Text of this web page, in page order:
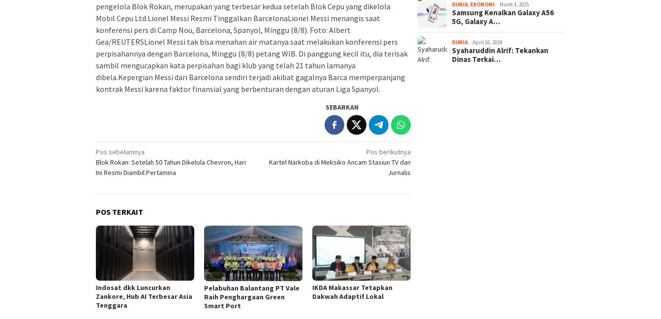
pengelola Blok Rokan, merupakan yang terbesar kedua setelah Blok Cepu yang dikelola
Mobil Cepu Ltd.Lionel Messi Resmi Tinggalkan BarcelonaLionel Messi menangis saat
konferensi pers di Camp Nou, Barcelona, Spanyol, Minggu (8/8). Foto: Albert
Gea/REUTERSLionel Messi tak bisa menahan air matanya saat melakukan konferensi pers
perpisahannya dengan Barcelona, Minggu (8/8) petang WIB. Di panggung kecil itu, dia terisak
sambil mengucapkan kata perpisahan bagi klub yang telah 21 tahun lamanya
dibela.Kepergian Messi dari Barcelona sendiri terjadi akibat gagalnya Barca memperpanjang
kontrak Messi karena faktor finansial yang berbenturan dengan aturan Liga Spanyol.
SEBARKAN
Navigasi
pos
Pos sebelumnya
Blok Rokan: Setelah 50 Tahun Dikelola Chevron, Hari
Ini Resmi Diambil Pertamina
Pos berikutnya
Kartel Narkoba di Meksiko Ancam Stasiun TV dan
Jurnalis
POS TERKAIT
Indosat dkk Luncurkan
Zankore, Hub AI Terbesar Asia
Tenggara
Pelabuhan Balantang PT Vale
Raih Penghargaan Green
Smart Port
IKDA Makassar Tetapkan
Dakwah Adaptif Lokal
DUNIA, EKONOMI Maret 4, 2025
Samsung Kenalkan Galaxy A56
5G, Galaxy A…
DUNIA April 16, 2024
Syaharuddin Alrif: Tekankan
Dinas Terkai…